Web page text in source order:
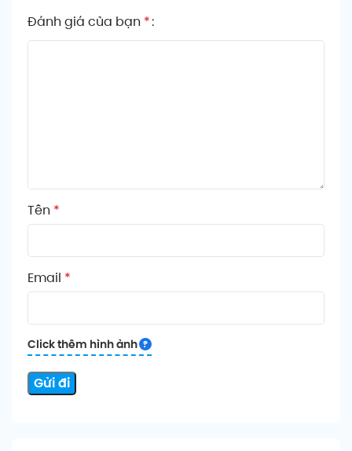
Đánh giá của bạn *
Tên *
Email *
Click thêm hình ảnh